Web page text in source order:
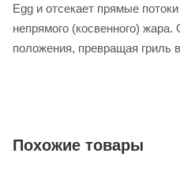
Egg и отсекает прямые
непрямого (косвенного)
положения, превращая гриль
Похожие товары